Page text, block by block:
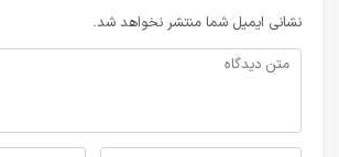
نشانی ایمیل شما منتشر نخواهد شد.